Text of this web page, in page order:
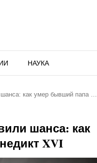
НАУКА
как умер бывший папа …
шанса: как
XVI